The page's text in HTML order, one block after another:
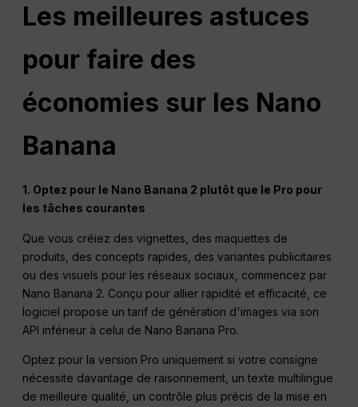
Les meilleures astuces
pour faire des
économies sur les Nano
Banana
1. Optez pour le Nano Banana 2 plutôt que le Pro pour
les tâches courantes
Que vous créiez des vignettes, des maquettes de
produits, des concepts rapides, des variantes publicitaires
ou des visuels pour les réseaux sociaux, commencez par
Nano Banana 2. Conçu pour allier rapidité et efficacité, ce
logiciel propose un tarif de génération d'images via son
API inférieur à celui de Nano Banana Pro.
Optez pour la version Pro uniquement si votre consigne
nécessite davantage de raisonnement, un texte multilingue
de meilleure qualité, un contrôle plus précis de la mise en